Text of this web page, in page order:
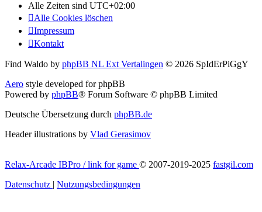
Alle Zeiten sind UTC+02:00
Alle Cookies löschen
Impressum
Kontakt
Find Waldo by phpBB NL Ext Vertalingen © 2026 SpIdErPiGgY
Aero style developed for phpBB
Powered by phpBB® Forum Software © phpBB Limited
Deutsche Übersetzung durch phpBB.de
Header illustrations by Vlad Gerasimov
Relax-Arcade IBPro / link for game © 2007-2019-2025 fastgil.com
Datenschutz | Nutzungsbedingungen